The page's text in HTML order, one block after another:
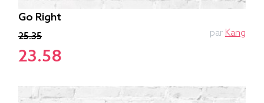
Go Right
25.35
23.58
par Kang